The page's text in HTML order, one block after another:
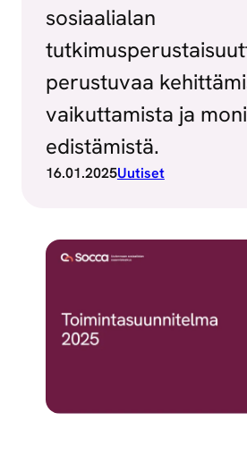
sosiaalialan
perustuvaa
vaikuttamista ja
edistämistä.
16.01.2025Uutiset